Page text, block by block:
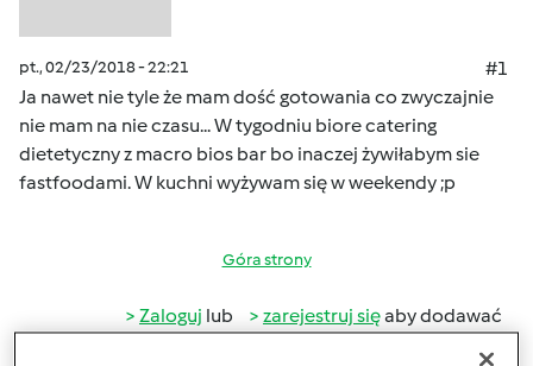
pt., 02/23/2018 - 22:21
#1
Ja nawet nie tyle że mam dość gotowania co zwyczajnie
nie mam na nie czasu... W tygodniu biore catering
dietetyczny z macro bios bar bo inaczej żywiłabym sie
fastfoodami. W kuchni wyżywam się w weekendy ;p
Góra strony
Zaloguj lub zarejestruj sięaby dodawać
komentarze